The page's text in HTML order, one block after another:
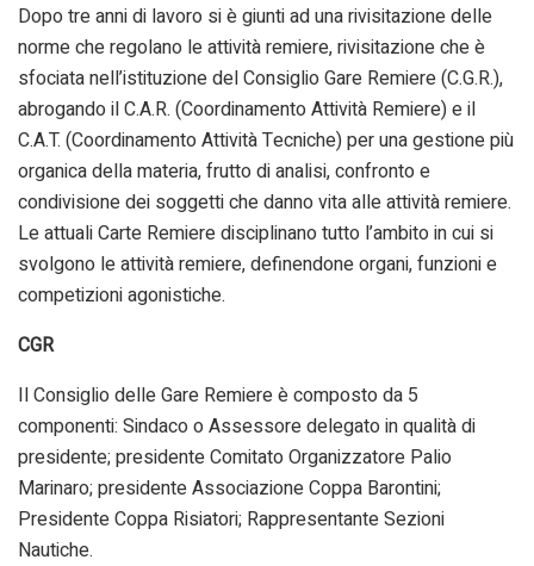
Dopo tre anni di lavoro si è giunti ad una rivisitazione delle
norme che regolano le attività remiere, rivisitazione che è
sfociata nell’istituzione del Consiglio Gare Remiere (C.G.R.),
abrogando il C.A.R. (Coordinamento Attività Remiere) e il
C.A.T. (Coordinamento Attività Tecniche) per una gestione più
organica della materia, frutto di analisi, confronto e
condivisione dei soggetti che danno vita alle attività remiere.
Le attuali Carte Remiere disciplinano tutto l’ambito in cui si
svolgono le attività remiere, definendone organi, funzioni e
competizioni agonistiche.
CGR
Il Consiglio delle Gare Remiere è composto da 5
componenti: Sindaco o Assessore delegato in qualità di
presidente; presidente Comitato Organizzatore Palio
Marinaro; presidente Associazione Coppa Barontini;
Presidente Coppa Risiatori; Rappresentante Sezioni
Nautiche.